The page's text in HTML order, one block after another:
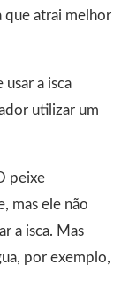
que atrai melhor
a isca
utilizar um
peixe
mas ele não
a isca. Mas
por exemplo,